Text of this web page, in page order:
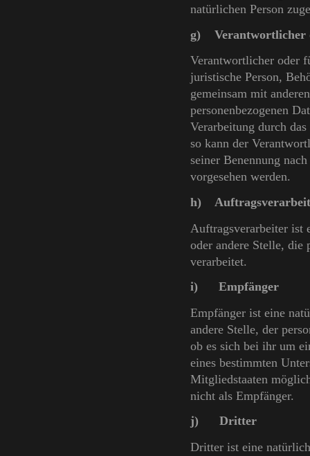
natürlichen Person
g) Verantwortlicher
Verantwortlicher oder
juristische Person,
gemeinsam mit
personenbezogenen
Verarbeitung durch
so kann der
seiner Benennung
vorgesehen werden.
h)
Auftragsverarbeiter ist
oder andere Stelle, die
verarbeitet.
i) Empfänger
Empfänger ist eine
andere Stelle, der
ob es sich bei ihr um
eines bestimmten
Mitgliedstaaten
nicht als Empfänger.
j) Dritter
Dritter ist eine